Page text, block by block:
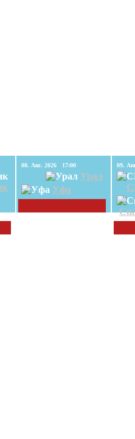
08. Авг. 2026 17:00
Урал
Уфа